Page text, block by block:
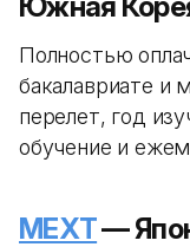
Полностью
бакалавриате и
перелет, год
обучение и
MEXT—